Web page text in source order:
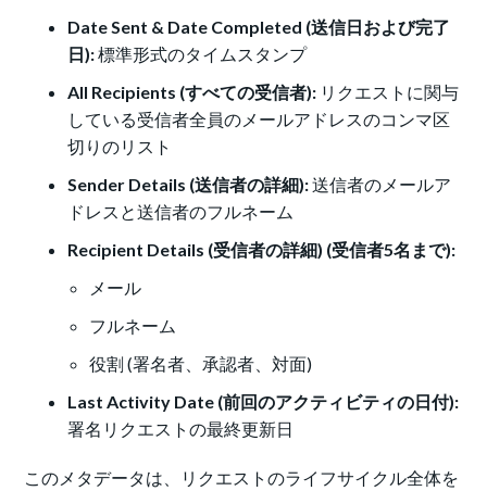
Date Sent & Date Completed (送信日および完了
日):標準形式のタイムスタンプ
All Recipients (すべての受信者): リクエストに関与
している受信者全員のメールアドレスのコンマ区
切りのリスト
Sender Details (送信者の詳細):送信者のメールア
ドレスと送信者のフルネーム
Recipient Details (受信者の詳細) (受信者5名まで):
メール
フルネーム
役割 (署名者、承認者、対面)
Last Activity Date (前回のアクティビティの日付):
署名リクエストの最終更新日
このメタデータは、リクエストのライフサイクル全体を